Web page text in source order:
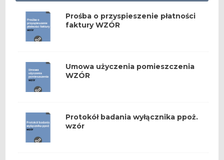
Prośba o przyspieszenie płatności
faktury WZÓR
Umowa użyczenia pomieszczenia
WZÓR
Protokół badania wyłącznika ppoż.
wzór